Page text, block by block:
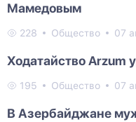
Мамедовым
228 Общество 07
Ходатайство Arzum
195 Общество 07
В Азербайджане